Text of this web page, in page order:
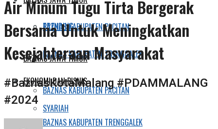
BAZNAS KABUPATEN PACITAN
BAZNAS KABUPATEN TRENGGALEK
EKONOMI DAN BISNIS
SYARIAH
TRENDING
BAZNAS JAWA TIMUR
BAZNAS KABUPATEN PACITAN
BAZNAS KABUPATEN TRENGGALEK
Air Minum Tugu Tirta Bergerak
Bersama Untuk Meningkatkan
Kesejahteraan Masyarakat
#BaznasKotaMalang #PDAMMALANG
#2024